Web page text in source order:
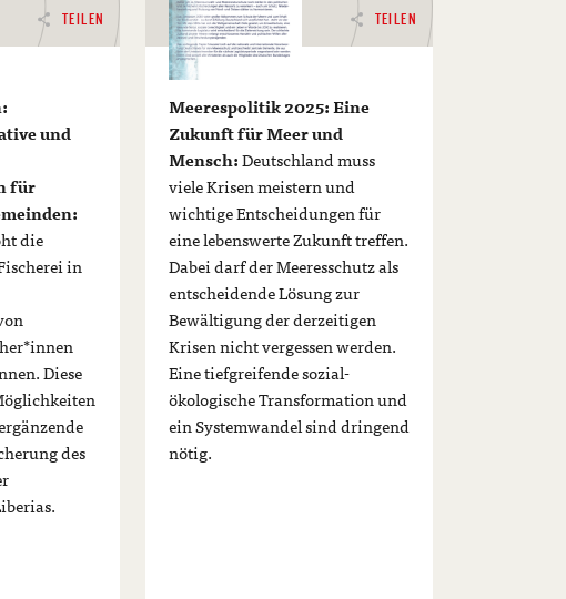
TEILEN
und
für
die
in
Diese
des
TEILEN
Meerespolitik 2025: Eine
Zukunft für Meer und
Mensch:Deutschland muss
viele Krisen meistern und
wichtige Entscheidungen für
eine lebenswerte Zukunft treffen.
Dabei darf der Meeresschutz als
entscheidende Lösung zur
Bewältigung der derzeitigen
Krisen nicht vergessen werden.
Eine tiefgreifende sozial-
ökologische Transformation und
ein Systemwandel sind dringend
nötig.